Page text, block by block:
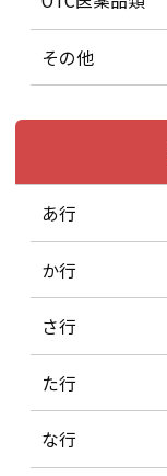
その他
あ行
か行
さ行
た行
な行